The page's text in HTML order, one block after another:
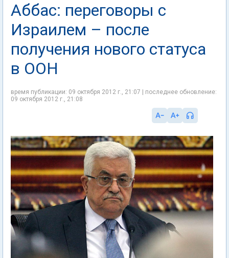
Аббас: переговоры с
Израилем – после
получения нового статуса
в ООН
время публикации: 09 октября 2012 г., 21:07 | последнее обновление:
09 октября 2012 г., 21:08